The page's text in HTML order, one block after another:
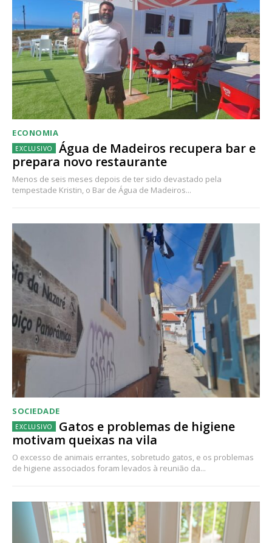
ECONOMIA
Água de Madeiros recupera bar e
prepara novo restaurante
Menos de seis meses depois de ter sido devastado pela
tempestade Kristin, o Bar de Água de Madeiros...
SOCIEDADE
Gatos e problemas de higiene
motivam queixas na vila
O excesso de animais errantes, sobretudo gatos, e os problemas
de higiene associados foram levados à reunião da...